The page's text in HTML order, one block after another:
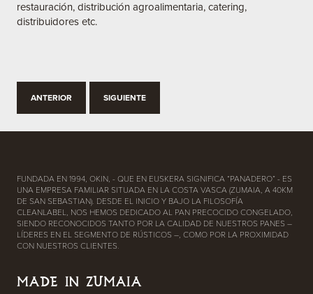
restauración, distribución agroalimentaria, catering,
distribuidores etc.
ANTERIOR SIGUIENTE
FUNDADA EN 1994, OKIN, - QUE EN EUSKERA SIGNIFICA “PANADERO” - ES
UNA EMPRESA FAMILIAR SITUADA EN LA COSTA VASCA (ZUMAIA, A 40KM
DE SAN SEBASTIAN). DESDE EL INICIO Y BAJO LA FILOSOFÍA
CLEANLABEL, NOS HEMOS DEDICADO AL PAN PRECOCIDO CONGELADO,
SIENDO RECONOCIDOS TANTO POR LA CALIDAD DE NUESTROS PANES –
LÍDERES EN EL SEGMENTO DE RÚSTICOS –, COMO POR LA PROXIMIDAD
CON NUESTROS CLIENTES.
MADE IN ZUMAIA